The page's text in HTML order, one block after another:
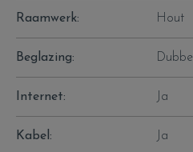
Raamwerk: Hout
Beglazing: Dubbel
Internet: Ja
Kabel: Ja